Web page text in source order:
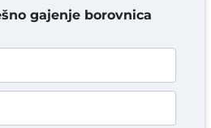
KOMENTAR
gajenje borovnica